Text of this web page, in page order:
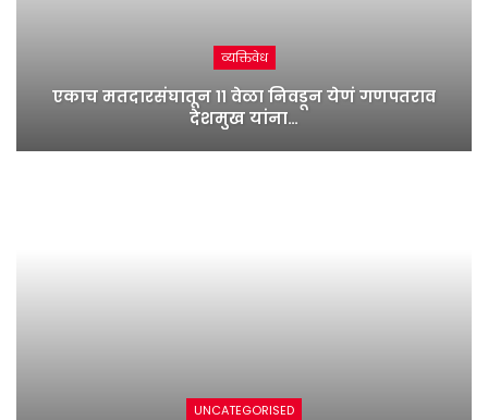
व्यक्तिवेध
एकाच मतदारसंघातून ११ वेळा निवडून येणं गणपतराव
देशमुख यांना…
UNCATEGORISED